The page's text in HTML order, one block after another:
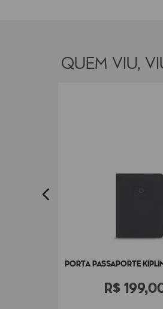
QUEM VIU,
PORTA PASSAPORTE
R$ 199,